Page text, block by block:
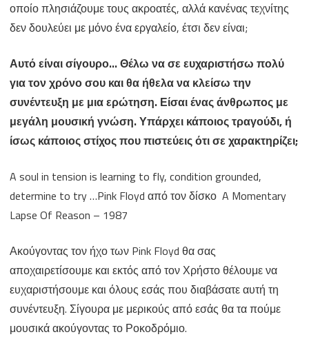
οποίο πλησιάζουμε τους ακροατές, αλλά κανένας τεχνίτης
δεν δουλεύει με μόνο ένα εργαλείο, έτσι δεν είναι;
Αυτό είναι σίγουρο… Θέλω να σε ευχαριστήσω πολύ
για τον χρόνο σου και θα ήθελα να κλείσω την
συνέντευξη με μια ερώτηση. Είσαι ένας άνθρωπος με
μεγάλη μουσική γνώση. Υπάρχει κάποιος τραγούδι, ή
ίσως κάποιος στίχος που πιστεύεις ότι σε χαρακτηρίζει;
A soul in tension is learning to fly, condition grounded,
determine to try …Pink Floyd από τον δίσκο A Momentary
Lapse Of Reason – 1987
Ακούγοντας τον ήχο των Pink Floyd θα σας
αποχαιρετίσουμε και εκτός από τον Χρήστο θέλουμε να
ευχαριστήσουμε και όλους εσάς που διαβάσατε αυτή τη
συνέντευξη. Σίγουρα με μερικούς από εσάς θα τα πούμε
μουσικά ακούγοντας το Ροκοδρόμιο.